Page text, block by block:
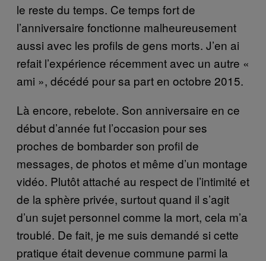
le reste du temps. Ce temps fort de
l’anniversaire fonctionne malheureusement
aussi avec les profils de gens morts. J’en ai
refait l’expérience récemment avec un autre «
ami », décédé pour sa part en octobre 2015.
Là encore, rebelote. Son anniversaire en ce
début d’année fut l’occasion pour ses
proches de bombarder son profil de
messages, de photos et même d’un montage
vidéo. Plutôt attaché au respect de l’intimité et
de la sphère privée, surtout quand il s’agit
d’un sujet personnel comme la mort, cela m’a
troublé. De fait, je me suis demandé si cette
pratique était devenue commune parmi la